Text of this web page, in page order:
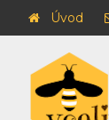
Úvod